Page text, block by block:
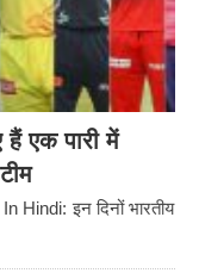
हैं एक पारी में
इन दिनों भारतीय